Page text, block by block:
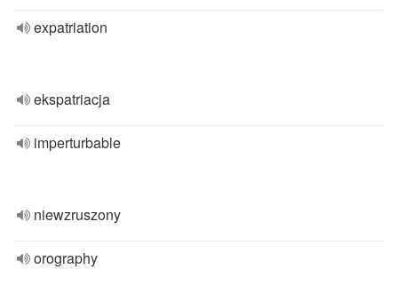
expatriation
ekspatriacja
imperturbable
niewzruszony
orography